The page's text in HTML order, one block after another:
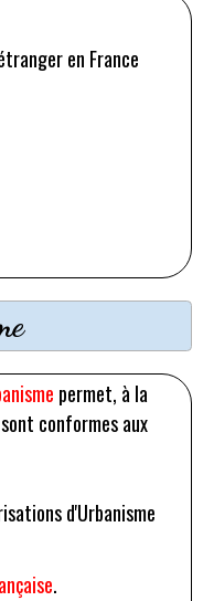
en France
permet, à la
conformes aux
d'Urbanisme
.